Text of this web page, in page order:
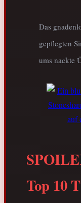
Das
gepflegten
ums nackte
Top 10